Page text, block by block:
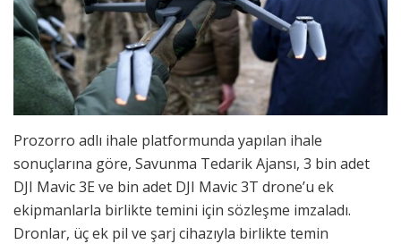
Prozorro adlı ihale platformunda yapılan ihale
sonuçlarına göre, Savunma Tedarik Ajansı, 3 bin adet
DJI Mavic 3E ve bin adet DJI Mavic 3T drone’u ek
ekipmanlarla birlikte temini için sözleşme imzaladı.
Dronlar, üç ek pil ve şarj cihazıyla birlikte temin